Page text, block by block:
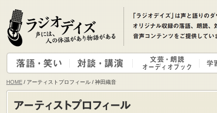
HOME / アーティストプロフィール / 神田織音